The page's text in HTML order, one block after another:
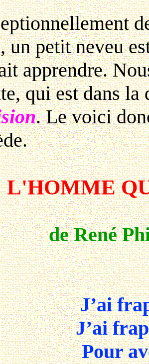
de
, un petit neveu
apprendre.
qui est dans
. Le voici
L'HOMME
de René
J’ai
J’ai
Pour